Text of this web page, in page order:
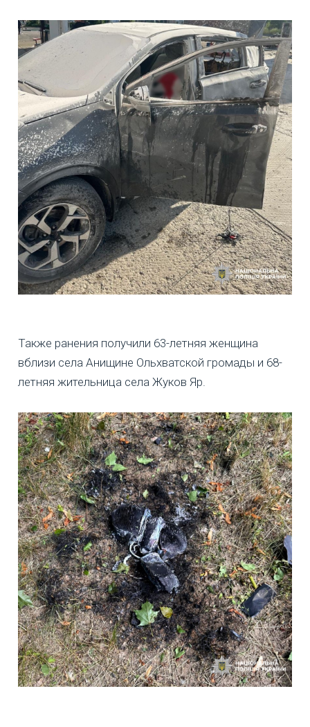
Также ранения получили 63-летняя женщина
вблизи села Анищине Ольхватской громады и 68-
летняя жительница села Жуков Яр.